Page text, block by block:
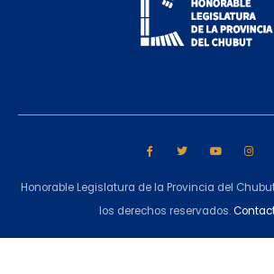
Honorable Legislatura de la Provincia del
los derechos reservados.